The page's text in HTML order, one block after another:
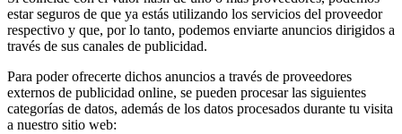
estar seguros de que ya estás utilizando los servicios del proveedor
respectivo y que, por lo tanto, podemos enviarte anuncios dirigidos a
través de sus canales de publicidad.
Para poder ofrecerte dichos anuncios a través de proveedores
externos de publicidad online, se pueden procesar las siguientes
categorías de datos, además de los datos procesados durante tu visita
a nuestro sitio web: